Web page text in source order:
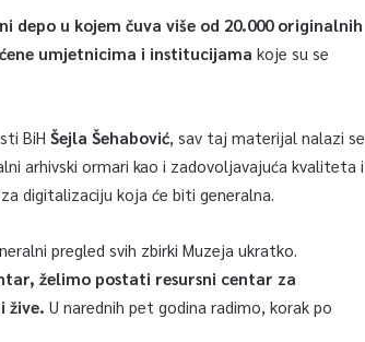
depo u kojem čuva više od 20.000 originalnih
umjetnicima i institucijama koje su se
BiH Šejla Šehabović, sav taj materijal nalazi se
arhivski ormari kao i zadovoljavajuća kvaliteta i
digitalizaciju koja će biti generalna.
pregled svih zbirki Muzeja ukratko.
želimo postati resursni centar za
žive. U narednih pet godina radimo, korak po